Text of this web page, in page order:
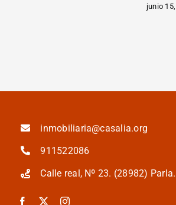
junio
inmobiliaria@casalia.org
911522086
Calle real, Nº 23. (28982)